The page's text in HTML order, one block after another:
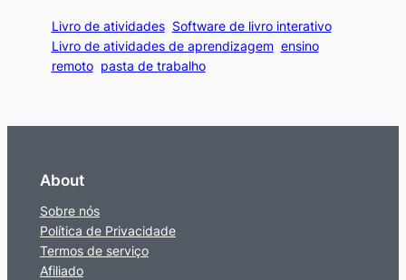
Livro de atividades Software de livro interativo
Livro de atividades de aprendizagem ensino
remoto pasta de trabalho
About
Sobre nós
Política de Privacidade
Termos de serviço
Afiliado